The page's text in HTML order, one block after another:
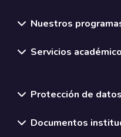
Nuestros
Servicios
Protección de datos
Documentos